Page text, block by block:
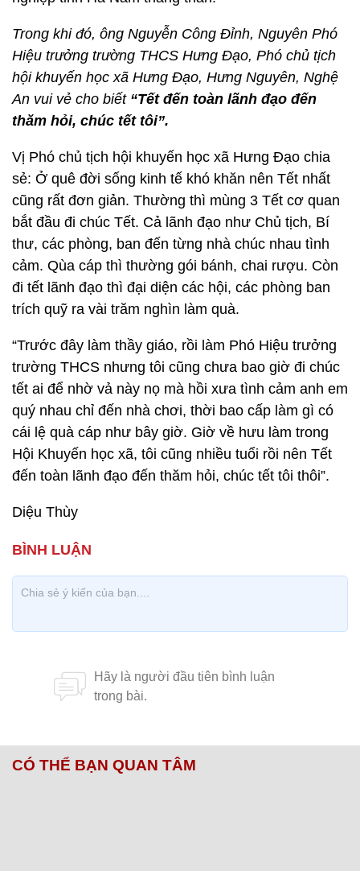
Trong khi đó, ông Nguyễn Công Đỉnh, Nguyên Phó
Hiệu trưởng trường THCS Hưng Đạo, Phó chủ tịch
hội khuyến học xã Hưng Đạo, Hưng Nguyên, Nghệ
An vui vẻ cho biết “Tết đến toàn lãnh đạo đến
thăm hỏi, chúc tết tôi”.
Vị Phó chủ tịch hội khuyến học xã Hưng Đạo chia
sẻ: Ở quê đời sống kinh tế khó khăn nên Tết nhất
cũng rất đơn giản. Thường thì mùng 3 Tết cơ quan
bắt đầu đi chúc Tết. Cả lãnh đạo như Chủ tịch, Bí
thư, các phòng, ban đến từng nhà chúc nhau tình
cảm. Qùa cáp thì thường gói bánh, chai rượu. Còn
đi tết lãnh đạo thì đại diện các hội, các phòng ban
trích quỹ ra vài trăm nghìn làm quà.
“Trước đây làm thầy giáo, rồi làm Phó Hiệu trưởng
trường THCS nhưng tôi cũng chưa bao giờ đi chúc
tết ai để nhờ vả này nọ mà hồi xưa tình cảm anh em
quý nhau chỉ đến nhà chơi, thời bao cấp làm gì có
cái lệ quà cáp như bây giờ. Giờ về hưu làm trong
Hội Khuyến học xã, tôi cũng nhiều tuổi rồi nên Tết
đến toàn lãnh đạo đến thăm hỏi, chúc tết tôi thôi”.
Diệu Thùy
CÓ THỂ BẠN QUAN TÂM